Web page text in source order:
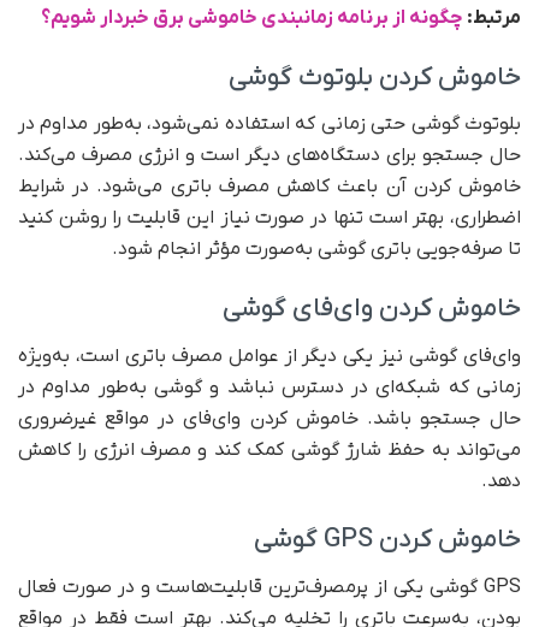
مرتبط: چگونه از برنامه زمانبندی خاموشی برق خبردار شویم؟
خاموش کردن بلوتوث گوشی
بلوتوث گوشی حتی زمانی که استفاده نمی‌شود، به‌طور مداوم در
حال جستجو برای دستگاه‌های دیگر است و انرژی مصرف می‌کند.
خاموش کردن آن باعث کاهش مصرف باتری می‌شود. در شرایط
اضطراری، بهتر است تنها در صورت نیاز این قابلیت را روشن کنید
تا صرفه‌جویی باتری گوشی به‌صورت مؤثر انجام شود.
خاموش کردن وای‌فای گوشی
وای‌فای گوشی نیز یکی دیگر از عوامل مصرف باتری است، به‌ویژه
زمانی که شبکه‌ای در دسترس نباشد و گوشی به‌طور مداوم در
حال جستجو باشد. خاموش کردن وای‌فای در مواقع غیرضروری
می‌تواند به حفظ شارژ گوشی کمک کند و مصرف انرژی را کاهش
دهد.
خاموش کردن GPS گوشی
GPS گوشی یکی از پرمصرف‌ترین قابلیت‌هاست و در صورت فعال
بودن، به‌سرعت باتری را تخلیه می‌کند. بهتر است فقط در مواقع